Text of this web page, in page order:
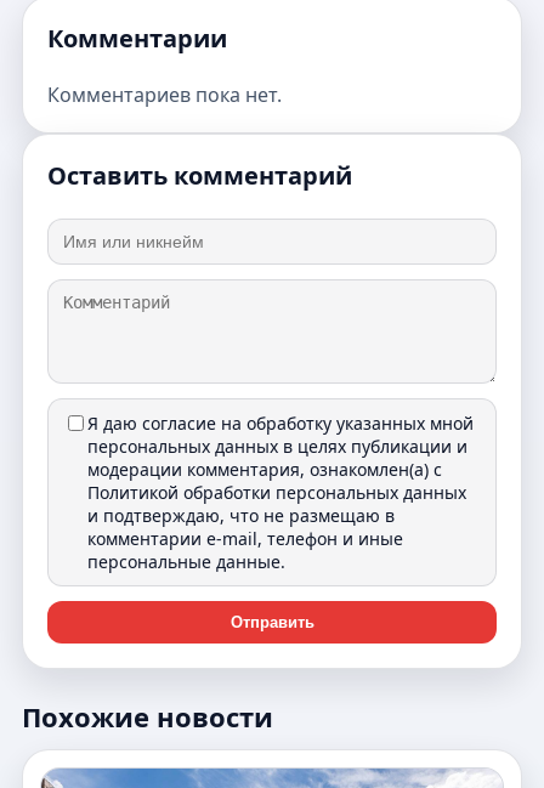
Комментарии
Комментариев пока нет.
Оставить комментарий
Я даю согласие на обработку указанных мной
персональных данных в целях публикации и
модерации комментария, ознакомлен(а) с
Политикой обработки персональных данных
и подтверждаю, что не размещаю в
комментарии e-mail, телефон и иные
персональные данные.
Отправить
Похожие новости